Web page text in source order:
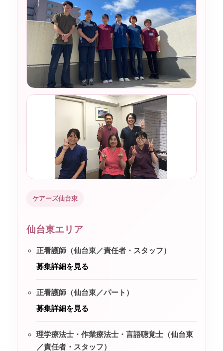
ケアーズ仙台東
仙台東エリア
正看護師（仙台東／責任者・スタッフ）
募集詳細を見る
正看護師（仙台東／パート）
募集詳細を見る
理学療法士・作業療法士・言語聴覚士（仙台東
／責任者・スタッフ）